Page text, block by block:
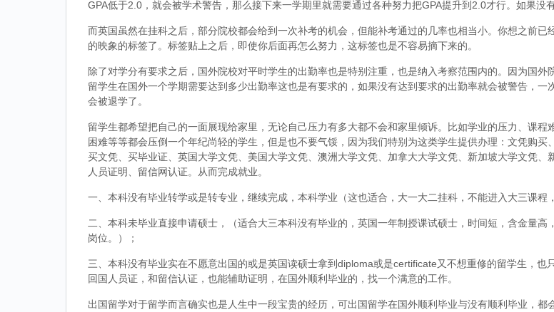
GPA低于2.0，就会被学术警告，那么接下来一学期里就需要通过各种努力把GPA提升到2.0才行。如果没
而英国虽然在挂科之后，部分院校都会给到一次补考的机会，但能补考通过的几率也相当小。你想之前已
的映象的标签了。标签贴上之后，即使你后面再怎么努力，这标签也是不容易摘下来的。
除了对学分有要求之后，国外院校对平时学生的出勤率也是特别注重，也是纳入考察范围内的。因为国
留学生在国外一个学期需要达到多少出勤率这也是有要求的，如果没有达到要求的出勤率就会被警告，一
会被退学了。
留学生都希望把自己的一面展现给家里，无论自己压力有多大都不会和家里倾诉。比如学业的压力、课程
困难等等都会压倒一个年纪尚轻的学生，但是也不要气馁，因为我们特别为这类学生提供办理：文凭购买
买文凭、买毕业证、英国大学文凭、美国大学文凭、澳洲大学文凭、加拿大大学文凭、新加坡大学文凭、
人员证明、留信网认证。从而完成就业。
一、本科没有毕业转学或是转专业，继续完成，本科学业（这也适合，大一大二挂科，不能进入大三课程
二、本科未毕业直接申请硕士，（适合大三本科没有毕业的，英国一年制授课试硕士，时间短，含金量
岗位。）；
三、本科没有毕业实在不愿意出国的或是英国读硕士拿到diploma或是certificate又不想重修的留学生，也
回国人员证，和留信认证，也能辅助证明，在国外顺利毕业的，找一个满意的工作。
出国留学对于留学而言确实也是人生中一段宝贵的经历，可出国留学在国外顺利毕业与没有顺利毕业，都